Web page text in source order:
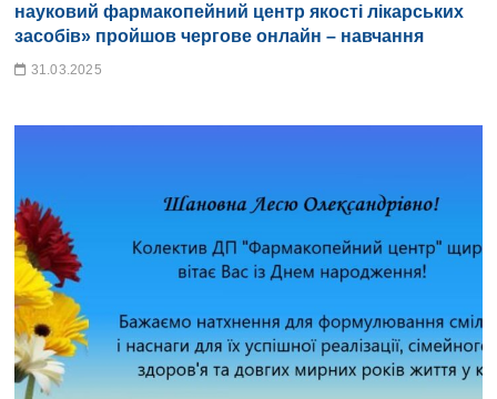
науковий фармакопейний центр якості лікарських
засобів» пройшов чергове онлайн – навчання
31.03.2025